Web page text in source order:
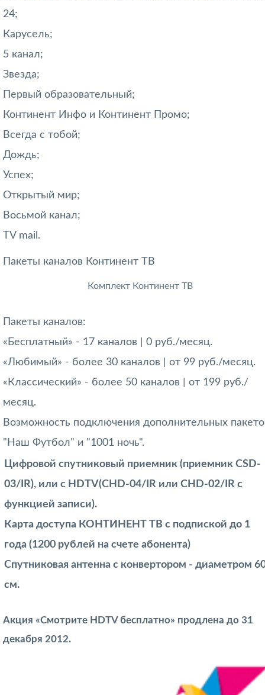
24;
Карусель;
5 канал;
Звезда;
Первый образовательный;
Континент Инфо и Континент Промо;
Всегда с тобой;
Дождь;
Успех;
Открытый мир;
Восьмой канал;
TV mail.
Пакеты каналов Континент ТВ
Комплект Континент ТВ
Пакеты каналов:
«Бесплатный» - 17 каналов | 0 руб./месяц.
«Любимый» - более 30 каналов | от 99 руб./месяц.
«Классический» - более 50 каналов | от 199 руб./
месяц.
Возможность подключения дополнительных
"Наш Футбол" и "1001 ночь".
Цифровой спутниковый приемник (приемник CSD-
03/IR), или с HDTV(CHD-04/IR или CHD-02/IR с
функцией записи).
Карта доступа КОНТИНЕНТ ТВ с подпиской до 1
года (1200 рублей на счете абонента)
Спутниковая антенна с конвертором - диаметром
см.
Акция «Смотрите HDTV бесплатно» продлена до 31
декабря 2012.